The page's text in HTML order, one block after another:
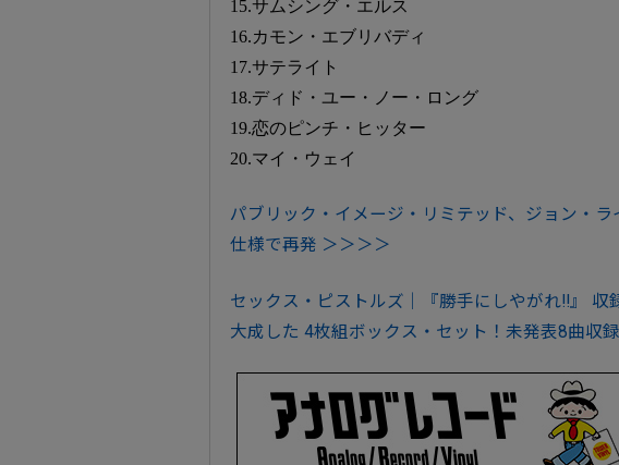
15.サムシング・エルス
16.カモン・エブリバディ
17.サテライト
18.ディド・ユー・ノー・ロング
19.恋のピンチ・ヒッター
20.マイ・ウェイ
パブリック・イメージ・リミテッド、ジョン・
仕様で再発 ＞＞＞＞
セックス・ピストルズ｜『勝手にしやがれ‼』
大成した 4枚組ボックス・セット！未発表8曲収